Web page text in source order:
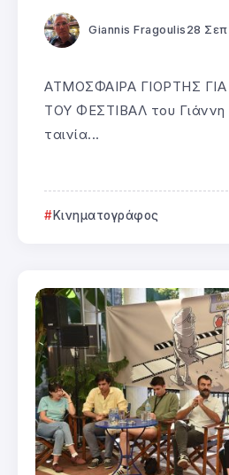
Giannis Fragoulis 28
ΑΤΜΟΣΦΑΙΡΑ ΓΙΟΡΤΗΣ
ΤΟΥ ΦΕΣΤΙΒΑΛ του
ταινία...
Κινηματογράφος